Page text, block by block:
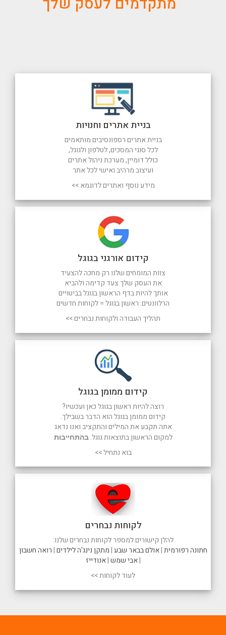
לקוחות נבחרים
להלן קישורים למספר לקוחות נבחרים שלנו:
חתונה רפורמית|אולם בבאר שבע|מתקן נינג'ה לילדים|רואה חשבון
|אבי שמש|אנודייז
לעוד לקוחות >>
קידום ממומן בגוגל
רוצה להיות ראשון בגוגל כאן ועכשיו?
קידום ממומן בגוגל הוא הדבר בשבילך.
אתה תקבע את המילים והתקציב ואנו נדאג
למקום הראשון בתוצאות גוגל.בהתחייבות
בוא נתחיל >>
קידום אורגני בגוגל
צוות המומחים שלנו רק מחכה להצעיד
את העסק שלך צעד קדימה ולהביא
אותך להיות בדף הראשון בגוגל בביטויים
הרלוונטים. ראשון בגוגל = לקוחות חדשים
תהליך העבודה ולקוחות נבחרים >>
בניית אתרים וחנויות
בניית אתרים רספונסיבים מותאמים
לכל סוגי המסכים, לטלפון ולגוגל,
כולל דומיין, מערכת ניהול אתרים
ועיצוב מרהיב ואישי לכל אתר
מידע נוסף ואתרים לדוגמא >>